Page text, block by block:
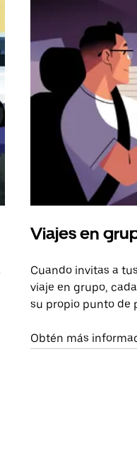
Viajes en
Cuando invitas a
viaje en grupo,
su propio punto de
Obtén más